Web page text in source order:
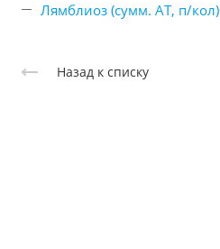
Лямблиоз (сумм. АТ, п/кол)
Назад к списку